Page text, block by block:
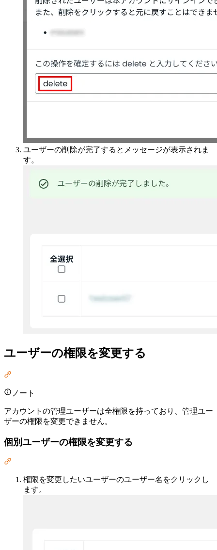
ユーザーの削除が完了するとメッセージが表示されま
す。
ユーザーの権限を変更する
ノート
アカウントの管理ユーザーは全権限を持っており、管理ユー
ザーの権限を変更できません。
個別ユーザーの権限を変更する
権限を変更したいユーザーのユーザー名をクリックし
ます。